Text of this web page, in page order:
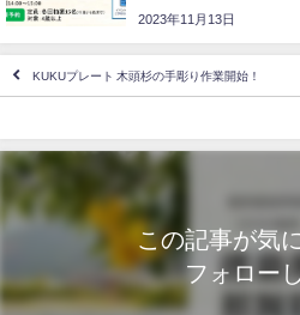
2023年11月13日
KUKUプレート 木頭杉の手彫り作業開始！
この記事が気
フォロー